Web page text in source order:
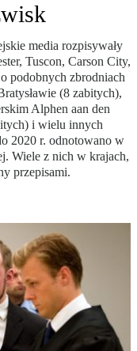
media rozpisywały
Tuscon, Carson City,
podobnych zbrodniach
(8 zabitych),
Alphen aan den
i wielu innych
2020 r. odnotowano w
Wiele z nich w krajach,
przepisami.